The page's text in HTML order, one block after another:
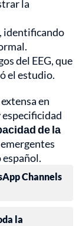
la
identificando
del EEG, que
el estudio.
en
de la
Channels
la